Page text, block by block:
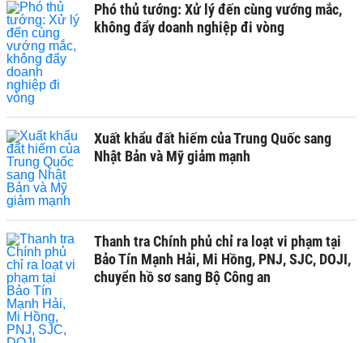
Phó thủ tướng: Xử lý đến cùng vướng mắc,
không đẩy doanh nghiệp đi vòng
Xuất khẩu đất hiếm của Trung Quốc sang
Nhật Bản và Mỹ giảm mạnh
Thanh tra Chính phủ chỉ ra loạt vi phạm tại
Bảo Tín Mạnh Hải, Mi Hồng, PNJ, SJC, DOJI,
chuyển hồ sơ sang Bộ Công an